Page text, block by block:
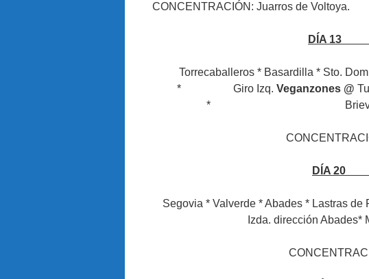
CONCENTRACIÓN: Juarros de Voltoya.
DÍA
Torrecaballeros * Basardilla * Sto.
* Giro Izq. Veganzones @
* Brieva * La
DÍA
Segovia * Valverde * Abades * Lastras de
Izda. dirección Abades*